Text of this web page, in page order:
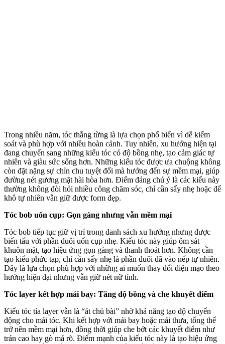
Trong nhiều năm, tóc thẳng từng là lựa chọn phổ biến vì dễ kiểm
soát và phù hợp với nhiều hoàn cảnh. Tuy nhiên, xu hướng hiện tại
đang chuyển sang những kiểu tóc có độ bồng nhẹ, tạo cảm giác tự
nhiên và giàu sức sống hơn. Những kiểu tóc được ưa chuộng không
còn đặt nặng sự chỉn chu tuyệt đối mà hướng đến sự mềm mại, giúp
đường nét gương mặt hài hòa hơn. Điểm đáng chú ý là các kiểu này
thường không đòi hỏi nhiều công chăm sóc, chỉ cần sấy nhẹ hoặc để
khô tự nhiên vẫn giữ được form đẹp.
Tóc bob uốn cụp: Gọn gàng nhưng vẫn mềm mại
Tóc bob tiếp tục giữ vị trí trong danh sách xu hướng nhưng được
biến tấu với phần đuôi uốn cụp nhẹ. Kiểu tóc này giúp ôm sát
khuôn mặt, tạo hiệu ứng gọn gàng và thanh thoát hơn. Không cần
tạo kiểu phức tạp, chỉ cần sấy nhẹ là phần đuôi đã vào nếp tự nhiên.
Đây là lựa chọn phù hợp với những ai muốn thay đổi diện mạo theo
hướng hiện đại nhưng vẫn giữ nét nữ tính.
Tóc layer kết hợp mái bay: Tăng độ bồng và che khuyết điểm
Kiểu tóc tỉa layer vẫn là “át chủ bài” nhờ khả năng tạo độ chuyển
động cho mái tóc. Khi kết hợp với mái bay hoặc mái thưa, tổng thể
trở nên mềm mại hơn, đồng thời giúp che bớt các khuyết điểm như
trán cao hay gò má rõ. Điểm mạnh của kiểu tóc này là tạo hiệu ứng